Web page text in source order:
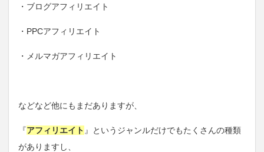
・ブログアフィリエイト
・PPCアフィリエイト
・メルマガアフィリエイト
などなど他にもまだありますが、
『アフィリエイト 』というジャンルだけでもたくさんの種類
がありますし、